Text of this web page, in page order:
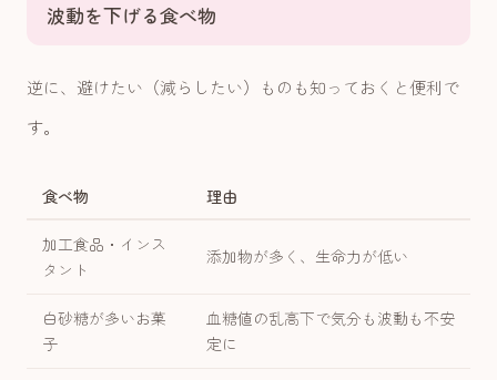
波動を下げる食べ物
逆に、避けたい（減らしたい）ものも知っておくと便利で
す。
食べ物 理由
加工食品・インス
タント
添加物が多く、生命力が低い
白砂糖が多いお菓
子
血糖値の乱高下で気分も波動も不安
定に